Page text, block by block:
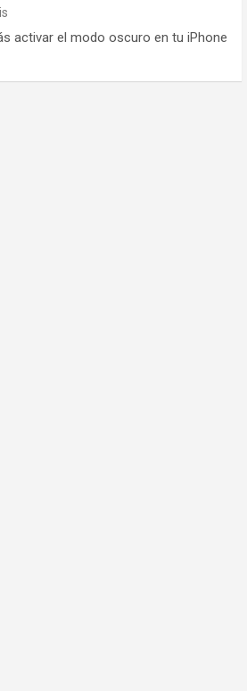
activar el modo oscuro en tu iPhone